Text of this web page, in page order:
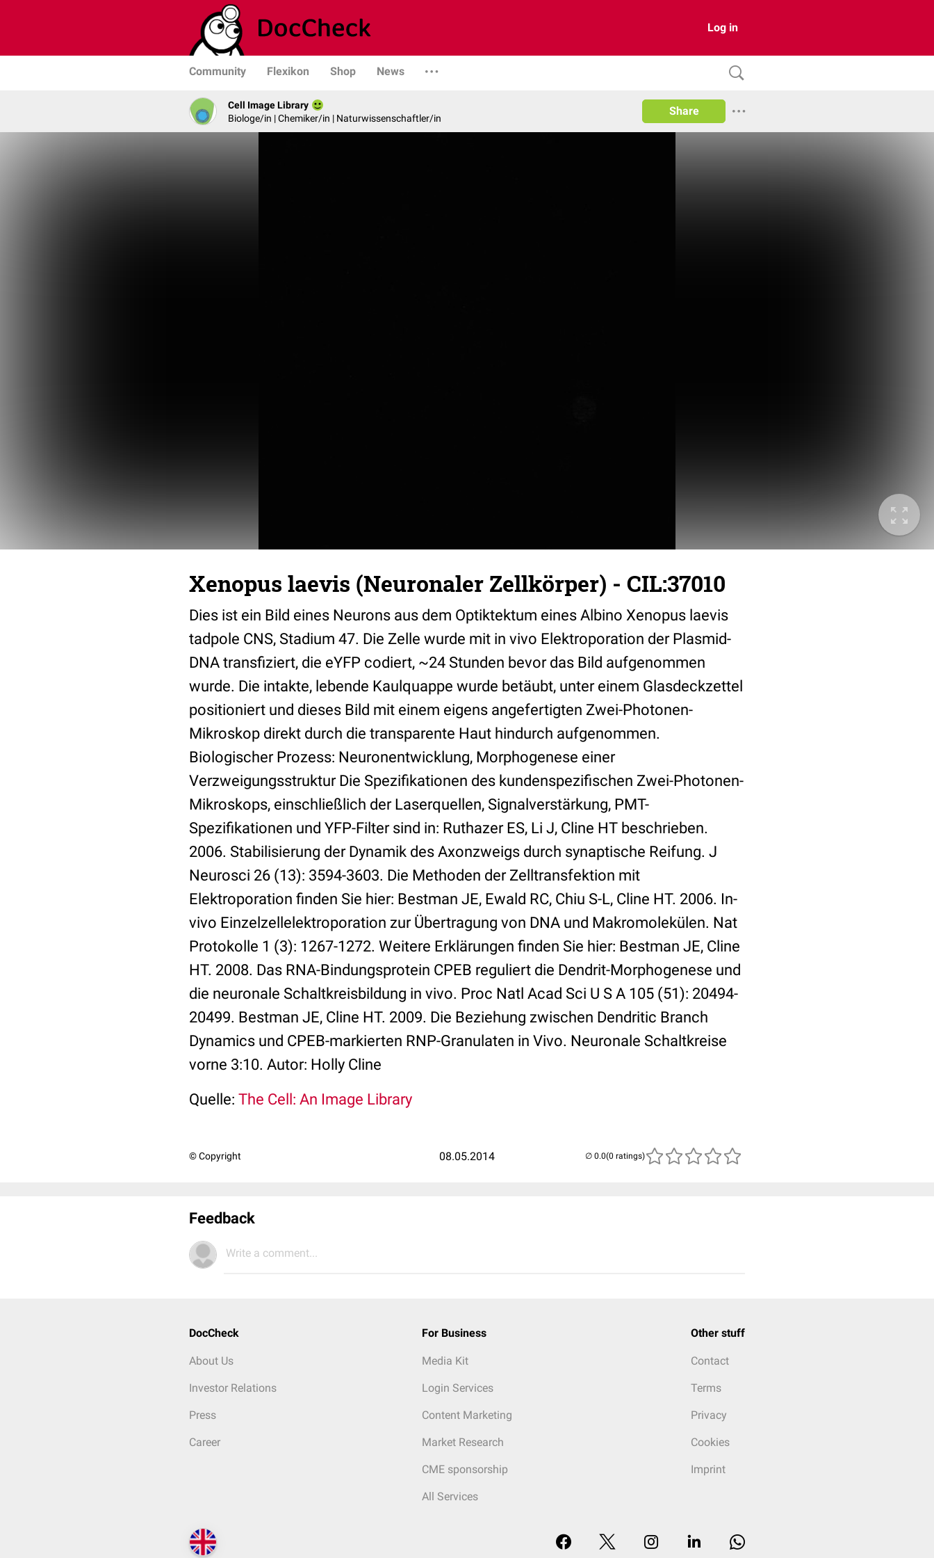
Log in
Community Flexikon Shop News
Cell Image Library
Biologe/in | Chemiker/in | Naturwissenschaftler/in
Share
Xenopus laevis (Neuronaler Zellkörper) - CIL:37010
Dies ist ein Bild eines Neurons aus dem Optiktektum eines Albino Xenopus laevis
tadpole CNS, Stadium 47. Die Zelle wurde mit in vivo Elektroporation der Plasmid-
DNA transfiziert, die eYFP codiert, ~24 Stunden bevor das Bild aufgenommen
wurde. Die intakte, lebende Kaulquappe wurde betäubt, unter einem Glasdeckzettel
positioniert und dieses Bild mit einem eigens angefertigten Zwei-Photonen-
Mikroskop direkt durch die transparente Haut hindurch aufgenommen.
Biologischer Prozess: Neuronentwicklung, Morphogenese einer
Verzweigungsstruktur Die Spezifikationen des kundenspezifischen Zwei-Photonen-
Mikroskops, einschließlich der Laserquellen, Signalverstärkung, PMT-
Spezifikationen und YFP-Filter sind in: Ruthazer ES, Li J, Cline HT beschrieben.
2006. Stabilisierung der Dynamik des Axonzweigs durch synaptische Reifung. J
Neurosci 26 (13): 3594-3603. Die Methoden der Zelltransfektion mit
Elektroporation finden Sie hier: Bestman JE, Ewald RC, Chiu S-L, Cline HT. 2006. In-
vivo Einzelzellelektroporation zur Übertragung von DNA und Makromolekülen. Nat
Protokolle 1 (3): 1267-1272. Weitere Erklärungen finden Sie hier: Bestman JE, Cline
HT. 2008. Das RNA-Bindungsprotein CPEB reguliert die Dendrit-Morphogenese und
die neuronale Schaltkreisbildung in vivo. Proc Natl Acad Sci U S A 105 (51): 20494-
20499. Bestman JE, Cline HT. 2009. Die Beziehung zwischen Dendritic Branch
Dynamics und CPEB-markierten RNP-Granulaten in Vivo. Neuronale Schaltkreise
vorne 3:10. Autor: Holly Cline
Quelle: The Cell: An Image Library
© Copyright 08.05.2014 (0 ratings)
Feedback
Write a comment...
DocCheck
About Us
Investor Relations
Press
Career
For Business
Media Kit
Login Services
Content Marketing
Market Research
CME sponsorship
All Services
Other stuff
Contact
Terms
Privacy
Cookies
Imprint